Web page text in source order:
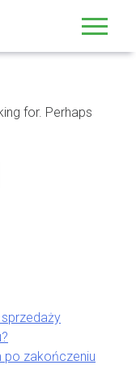
for. Perhaps
po zakończeniu